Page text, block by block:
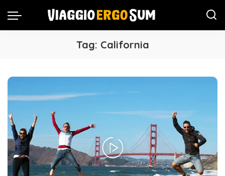
Tag: California